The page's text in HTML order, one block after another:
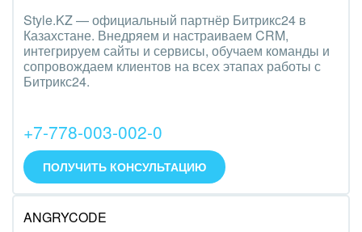
Style.KZ — официальный партнёр Битрикс24 в
Казахстане. Внедряем и настраиваем CRM,
интегрируем сайты и сервисы, обучаем команды и
сопровождаем клиентов на всех этапах работы с
Битрикс24.
+7-778-003-002-0
ПОЛУЧИТЬ КОНСУЛЬТАЦИЮ
ANGRYCODE